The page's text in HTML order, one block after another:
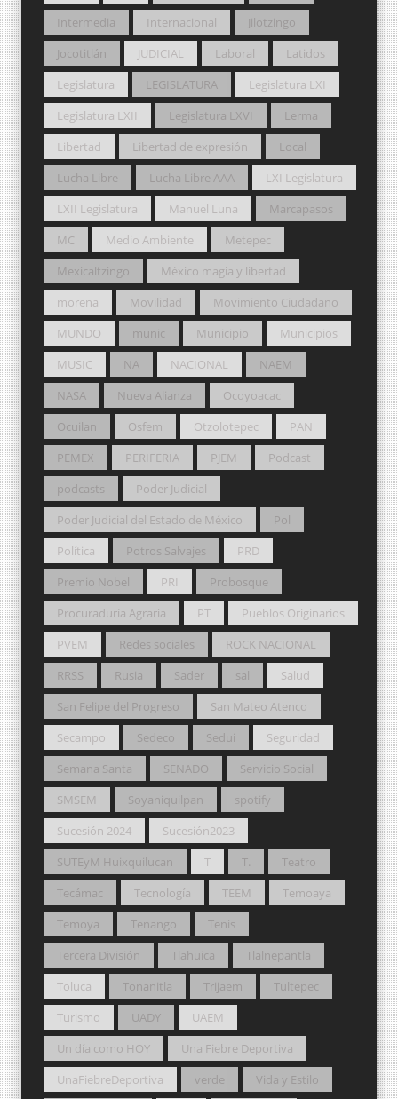
Intermedia
Internacional
Jilotzingo
Jocotitlán
JUDICIAL Laboral
Latidos
Legislatura
LEGISLATURA
Legislatura LXI
Legislatura LXII
Legislatura LXVI
Lerma
Libertad
Libertad de expresión
Local
Lucha Libre
Lucha Libre AAA
LXI Legislatura
LXII Legislatura
Manuel Luna
Marcapasos
MC
Medio Ambiente
Metepec
Mexicaltzingo
México magia y libertad
morena
Movilidad
Movimiento Ciudadano
MUNDO
munic Municipio
Municipios
MUSIC
NA NACIONAL
NAEM
NASA
Nueva Alianza
Ocoyoacac
Ocuilan
Osfem Otzolotepec
PAN
PEMEX
PERIFERIA PJEM
Podcast
podcasts
Poder Judicial
Poder Judicial del Estado de México
Pol
Política
Potros Salvajes
PRD
Premio Nobel
PRI
Probosque
Procuraduría Agraria
PT
Pueblos Originarios
PVEM
Redes sociales
ROCK NACIONAL
RRSS
Rusia Sader sal
Salud
San Felipe del Progreso
San Mateo Atenco
Secampo
Sedeco Sedui
Seguridad
Semana Santa
SENADO
Servicio Social
SMSEM
Soyaniquilpan
spotify
Sucesión 2024
Sucesión2023
SUTEyM Huixquilucan
T T.
Teatro
Tecámac
Tecnología TEEM
Temoaya
Temoya
Tenango
Tenis
Tercera División
Tlahuica
Tlalnepantla
Toluca
Tonanitla Trijaem
Tultepec
Turismo
UADY
UAEM
Un día como HOY
Una Fiebre Deportiva
UnaFiebreDeportiva
verde Vida y Estilo